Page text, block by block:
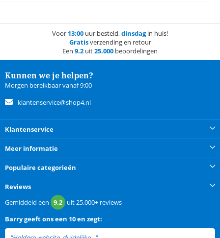
Voor 13:00 uur besteld,dinsdagin huis!
Gratisverzending en retour
Een 9.2 uit25.000 beoordelingen
Kunnen we je helpen?
Morgen bereikbaar vanaf 9:00
klantenservice@shop4.nl
Klantenservice
Meer informatie
Populaire categorieën
Reviews
Gemiddeld een 9.2 uit25.000+ reviews
Barrygeeft ons een 10 en zegt: